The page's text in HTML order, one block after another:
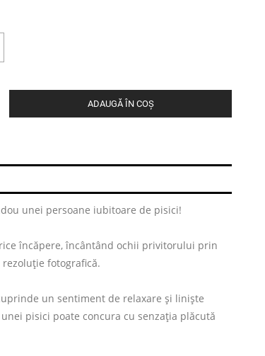
ADAUGĂ ÎN COȘ
unei persoane iubitoare de pisici!
încăpere, încântând ochii privitorului prin
fotografică.
un sentiment de relaxare și liniște
pisici poate concura cu senzația plăcută